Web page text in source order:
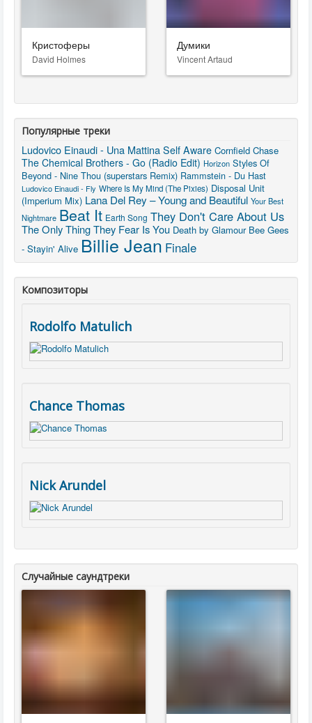
Кристоферы
David Holmes
Думики
Vincent Artaud
Популярные треки
Ludovico Einaudi - Una Mattina Self Aware Cornfield Chase
The Chemical Brothers - Go (Radio Edit) Horizon Styles Of
Beyond - Nine Thou (superstars Remix) Rammstein - Du Hast
Ludovico Einaudi - Fly Where Is My Mind (The Pixies) Disposal Unit
(Imperium Mix) Lana Del Rey – Young and Beautiful Your Best
Nightmare Beat It Earth Song They Don't Care About Us
The Only Thing They Fear Is You Death by Glamour Bee Gees
- Stayin' Alive Billie Jean Finale
Композиторы
Rodolfo Matulich
Chance Thomas
Nick Arundel
Случайные саундтреки